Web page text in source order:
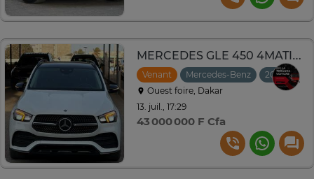
MERCEDES GLE 450 4MATIC ANNÉE 2022
Venant Mercedes-Benz 2022
Ouest foire, Dakar
13. juil., 17:29
43 000 000 F Cfa